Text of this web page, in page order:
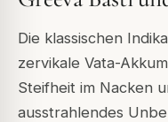
Die klassischen
zervikale Vata-
Steifheit im Nacken
ausstrahlendes